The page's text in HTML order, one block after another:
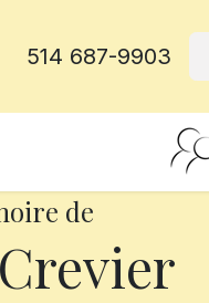
514 687-9903
de